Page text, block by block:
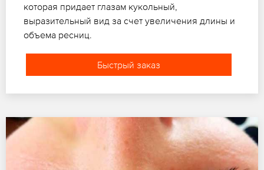
которая придает глазам кукольный,
выразительный вид за счет увеличения длины и
объема ресниц.
Быстрый заказ